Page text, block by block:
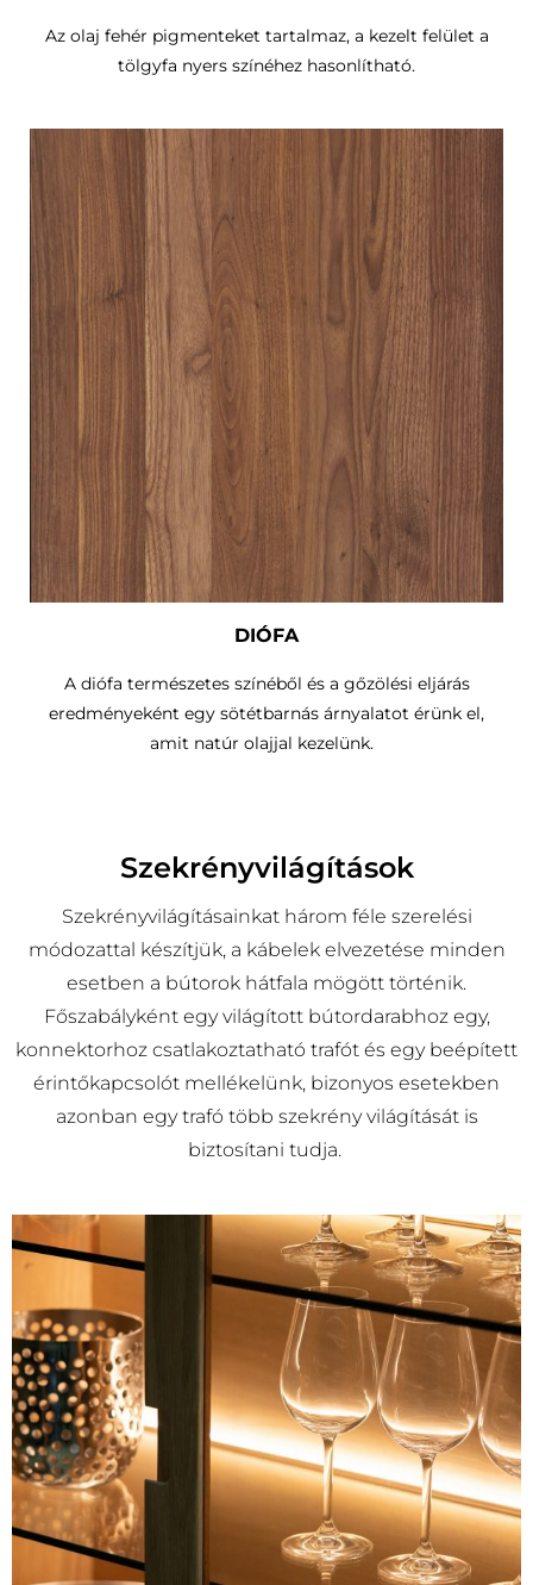
Az olaj fehér pigmenteket tartalmaz, a kezelt felület a
tölgyfa nyers színéhez hasonlítható.
DIÓFA
A diófa természetes színéből és a gőzölési eljárás
eredményeként egy sötétbarnás árnyalatot érünk el,
amit natúr olajjal kezelünk.
Szekrényvilágítások
Szekrényvilágításainkat három féle szerelési
módozattal készítjük, a kábelek elvezetése minden
esetben a bútorok hátfala mögött történik.
Főszabályként egy világított bútordarabhoz egy,
konnektorhoz csatlakoztatható trafót és egy beépített
érintőkapcsolót mellékelünk, bizonyos esetekben
azonban egy trafó több szekrény világítását is
biztosítani tudja.